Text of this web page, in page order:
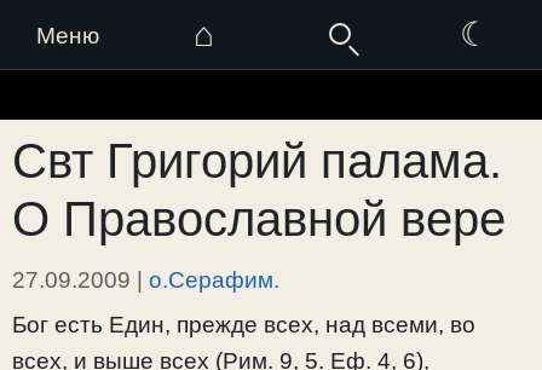
Меню ⌂ ☾
к
содержимому
Свт Григорий палама.
О Православной вере
27.09.2009 | о.Серафим.
Бог есть Един, прежде всех, над всеми, во
всех, и выше всех (Рим. 9, 5. Еф. 4, 6),